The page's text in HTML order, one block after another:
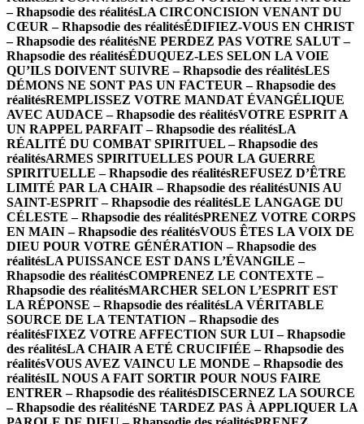
– Rhapsodie des réalitésLA CIRCONCISION VENANT DU
CŒUR – Rhapsodie des réalitésÉDIFIEZ-VOUS EN CHRIST
– Rhapsodie des réalitésNE PERDEZ PAS VOTRE SALUT –
Rhapsodie des réalitésÉDUQUEZ-LES SELON LA VOIE
QU’ILS DOIVENT SUIVRE – Rhapsodie des réalitésLES
DÉMONS NE SONT PAS UN FACTEUR – Rhapsodie des
réalitésREMPLISSEZ VOTRE MANDAT ÉVANGÉLIQUE
AVEC AUDACE – Rhapsodie des réalitésVOTRE ESPRIT A
UN RAPPEL PARFAIT – Rhapsodie des réalitésLA
RÉALITÉ DU COMBAT SPIRITUEL – Rhapsodie des
réalitésARMES SPIRITUELLES POUR LA GUERRE
SPIRITUELLE – Rhapsodie des réalitésREFUSEZ D’ÊTRE
LIMITÉ PAR LA CHAIR – Rhapsodie des réalitésUNIS AU
SAINT-ESPRIT – Rhapsodie des réalitésLE LANGAGE DU
CÉLESTE – Rhapsodie des réalitésPRENEZ VOTRE CORPS
EN MAIN – Rhapsodie des réalitésVOUS ÊTES LA VOIX DE
DIEU POUR VOTRE GÉNÉRATION – Rhapsodie des
réalitésLA PUISSANCE EST DANS L’ÉVANGILE –
Rhapsodie des réalitésCOMPRENEZ LE CONTEXTE –
Rhapsodie des réalitésMARCHER SELON L’ESPRIT EST
LA RÉPONSE – Rhapsodie des réalitésLA VÉRITABLE
SOURCE DE LA TENTATION – Rhapsodie des
réalitésFIXEZ VOTRE AFFECTION SUR LUI – Rhapsodie
des réalitésLA CHAIR A ETÉ CRUCIFIÉE – Rhapsodie des
réalitésVOUS AVEZ VAINCU LE MONDE – Rhapsodie des
réalitésIL NOUS A FAIT SORTIR POUR NOUS FAIRE
ENTRER – Rhapsodie des réalitésDISCERNEZ LA SOURCE
– Rhapsodie des réalitésNE TARDEZ PAS À APPLIQUER LA